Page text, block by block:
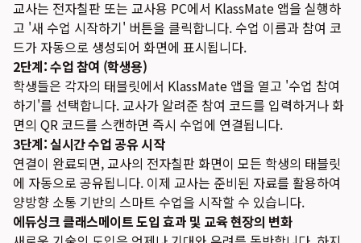
교사는 전자칠판 또는 교사용 PC에서 KlassMate 앱을 실행하
고 '새 수업 시작하기' 버튼을 클릭합니다. 수업 이름과 참여 코
드가 자동으로 생성되어 화면에 표시됩니다.
2단계: 수업 참여 (학생용)
학생들은 각자의 태블릿에서 KlassMate 앱을 열고 '수업 참여
하기'를 선택합니다. 교사가 알려준 참여 코드를 입력하거나 화
면의 QR 코드를 스캔하면 즉시 수업에 연결됩니다.
3단계: 실시간 수업 공유 시작
연결이 완료되면, 교사의 전자칠판 화면이 모든 학생의 태블릿
에 자동으로 공유됩니다. 이제 교사는 준비된 자료를 활용하여
양방향 소통 기반의 스마트 수업을 시작할 수 있습니다.
에듀싱크 클래스메이트 도입 효과 및 교육 현장의 변화